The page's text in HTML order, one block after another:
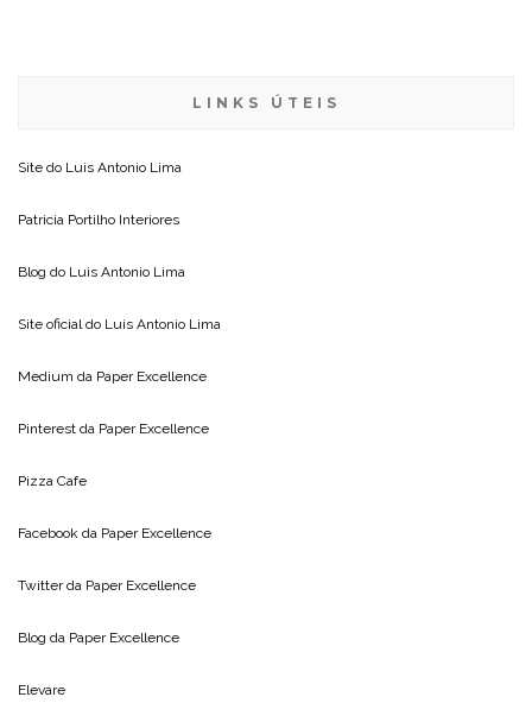
LINKS ÚTEIS
Site do Luis Antonio Lima
Patricia Portilho Interiores
Blog do Luis Antonio Lima
Site oficial do Luis Antonio Lima
Medium da Paper Excellence
Pinterest da Paper Excellence
Pizza Cafe
Facebook da Paper Excellence
Twitter da Paper Excellence
Blog da Paper Excellence
Elevare